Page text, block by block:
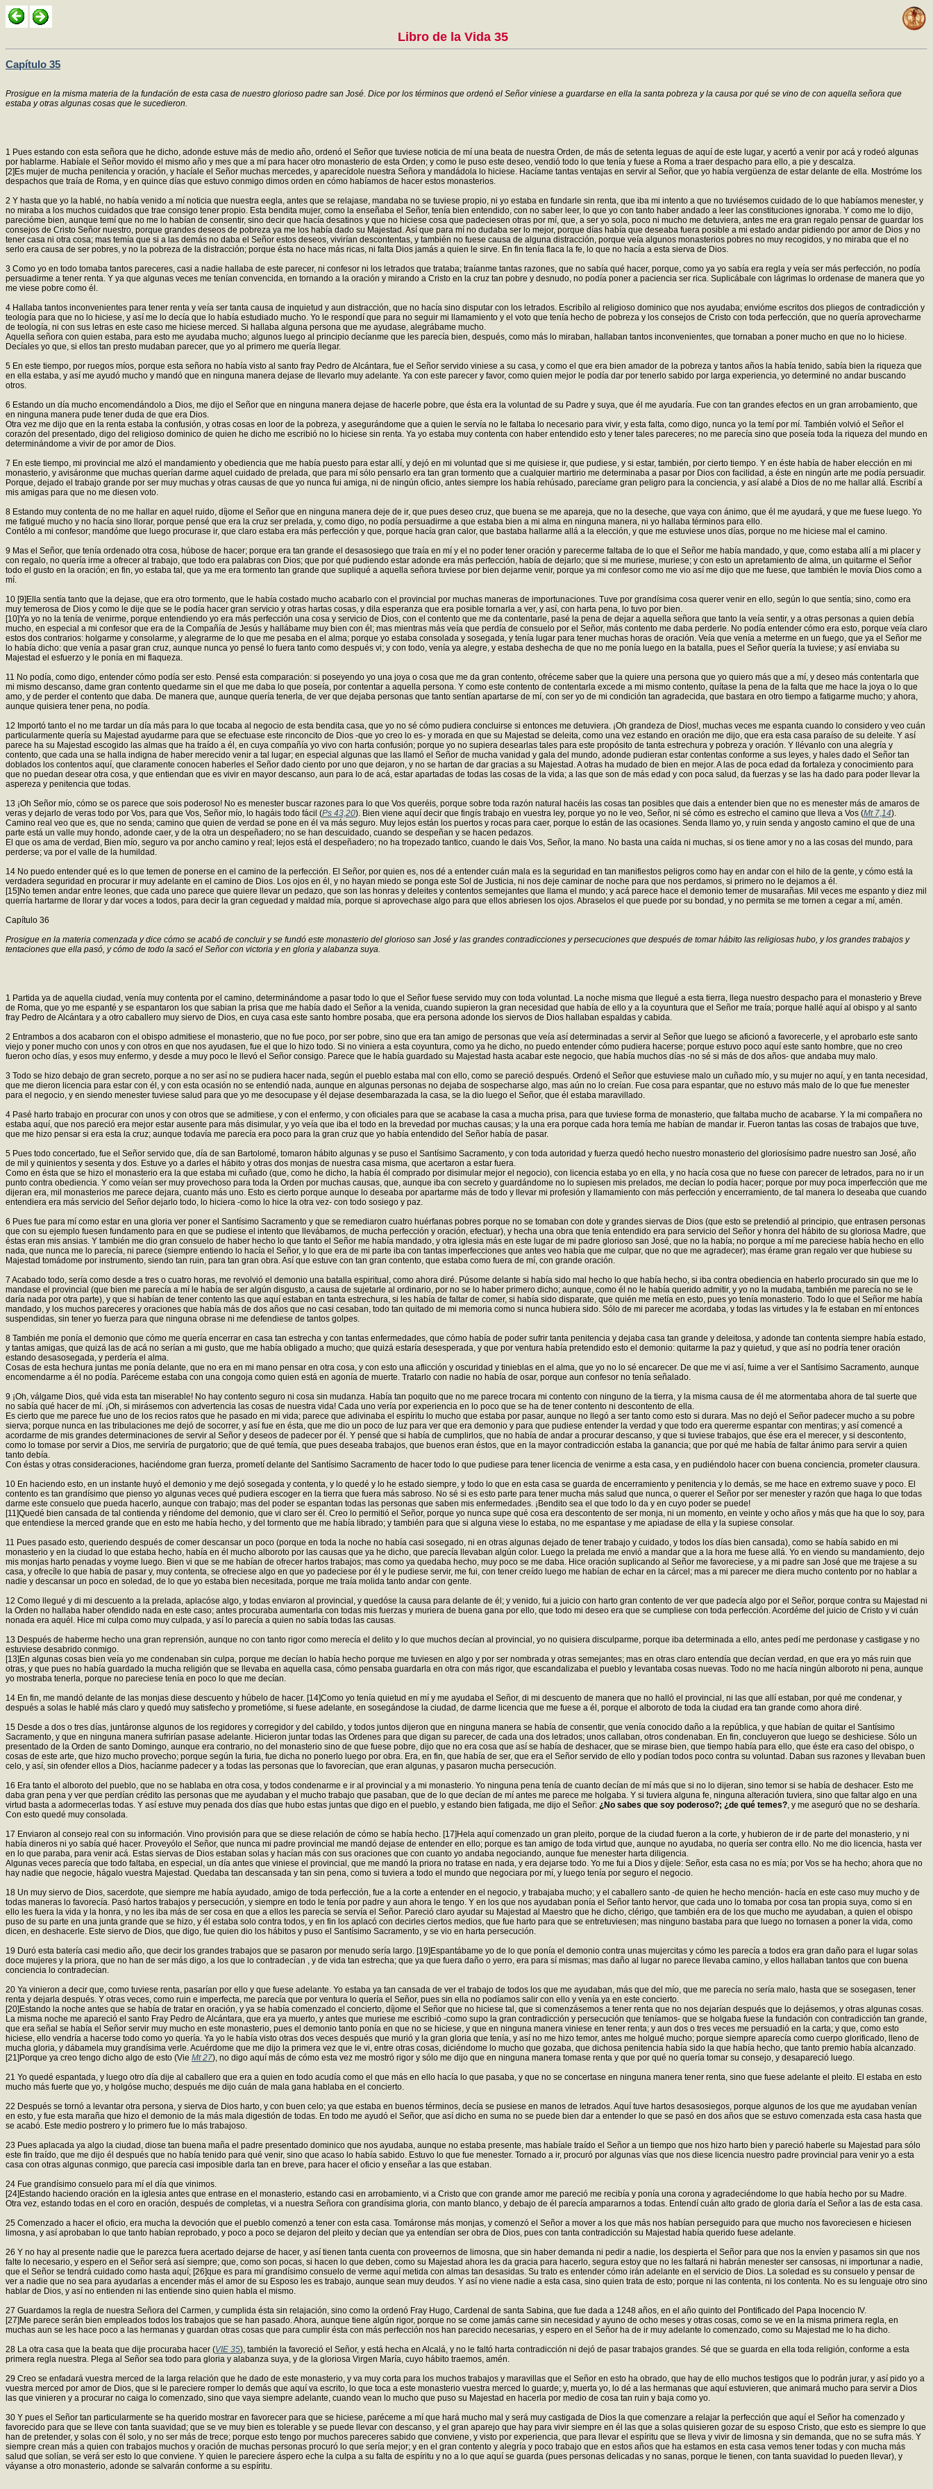
Libro de la Vida 35
Capítulo 35
Prosigue en la misma materia de la fundación de esta casa de nuestro glorioso padre san José. Dice por los términos que ordenó el Señor viniese a guardarse en ella la santa pobreza y la causa por qué se vino de con aquella señora que
estaba y otras algunas cosas que le sucedieron.
1 Pues estando con esta señora que he dicho, adonde estuve más de medio año, ordenó el Señor que tuviese noticia de mí una beata de nuestra Orden, de más de setenta leguas de aquí de este lugar, y acertó a venir por acá y rodeó algunas
por hablarme. Habíale el Señor movido el mismo año y mes que a mí para hacer otro monasterio de esta Orden; y como le puso este deseo, vendió todo lo que tenía y fuese a Roma a traer despacho para ello, a pie y descalza.
[2]Es mujer de mucha penitencia y oración, y hacíale el Señor muchas mercedes, y aparecídole nuestra Señora y mandádola lo hiciese. Hacíame tantas ventajas en servir al Señor, que yo había vergüenza de estar delante de ella. Mostróme los
despachos que traía de Roma, y en quince días que estuvo conmigo dimos orden en cómo habíamos de hacer estos monasterios.
2 Y hasta que yo la hablé, no había venido a mí noticia que nuestra eegla, antes que se relajase, mandaba no se tuviese propio, ni yo estaba en fundarle sin renta, que iba mi intento a que no tuviésemos cuidado de lo que habíamos menester, y
no miraba a los muchos cuidados que trae consigo tener propio. Esta bendita mujer, como la enseñaba el Señor, tenía bien entendido, con no saber leer, lo que yo con tanto haber andado a leer las constituciones ignoraba. Y como me lo dijo,
parecióme bien, aunque temí que no me lo habían de consentir, sino decir que hacía desatinos y que no hiciese cosa que padeciesen otras por mí, que, a ser yo sola, poco ni mucho me detuviera, antes me era gran regalo pensar de guardar los
consejos de Cristo Señor nuestro, porque grandes deseos de pobreza ya me los había dado su Majestad. Así que para mí no dudaba ser lo mejor, porque días había que deseaba fuera posible a mi estado andar pidiendo por amor de Dios y no
tener casa ni otra cosa; mas temía que si a las demás no daba el Señor estos deseos, vivirían descontentas, y también no fuese causa de alguna distracción, porque veía algunos monasterios pobres no muy recogidos, y no miraba que el no
serlo era causa de ser pobres, y no la pobreza de la distracción; porque ésta no hace más ricas, ni falta Dios jamás a quien le sirve. En fin tenía flaca la fe, lo que no hacía a esta sierva de Dios.
3 Como yo en todo tomaba tantos pareceres, casi a nadie hallaba de este parecer, ni confesor ni los letrados que trataba; traíanme tantas razones, que no sabía qué hacer, porque, como ya yo sabía era regla y veía ser más perfección, no podía
persuadirme a tener renta. Y ya que algunas veces me tenían convencida, en tornando a la oración y mirando a Cristo en la cruz tan pobre y desnudo, no podía poner a paciencia ser rica. Suplicábale con lágrimas lo ordenase de manera que yo
me viese pobre como él.
4 Hallaba tantos inconvenientes para tener renta y veía ser tanta causa de inquietud y aun distracción, que no hacía sino disputar con los letrados. Escribílo al religioso dominico que nos ayudaba; envióme escritos dos pliegos de contradicción y
teología para que no lo hiciese, y así me lo decía que lo había estudiado mucho. Yo le respondí que para no seguir mi llamamiento y el voto que tenía hecho de pobreza y los consejos de Cristo con toda perfección, que no quería aprovecharme
de teología, ni con sus letras en este caso me hiciese merced. Si hallaba alguna persona que me ayudase, alegrábame mucho.
Aquella señora con quien estaba, para esto me ayudaba mucho; algunos luego al principio decíanme que les parecía bien, después, como más lo miraban, hallaban tantos inconvenientes, que tornaban a poner mucho en que no lo hiciese.
Decíales yo que, si ellos tan presto mudaban parecer, que yo al primero me quería llegar.
5 En este tiempo, por ruegos míos, porque esta señora no había visto al santo fray Pedro de Alcántara, fue el Señor servido viniese a su casa, y como el que era bien amador de la pobreza y tantos años la había tenido, sabía bien la riqueza que
en ella estaba, y así me ayudó mucho y mandó que en ninguna manera dejase de llevarlo muy adelante. Ya con este parecer y favor, como quien mejor le podía dar por tenerlo sabido por larga experiencia, yo determiné no andar buscando
otros.
6 Estando un día mucho encomendándolo a Dios, me dijo el Señor que en ninguna manera dejase de hacerle pobre, que ésta era la voluntad de su Padre y suya, que él me ayudaría. Fue con tan grandes efectos en un gran arrobamiento, que
en ninguna manera pude tener duda de que era Dios.
Otra vez me dijo que en la renta estaba la confusión, y otras cosas en loor de la pobreza, y asegurándome que a quien le servía no le faltaba lo necesario para vivir, y esta falta, como digo, nunca yo la temí por mí. También volvió el Señor el
corazón del presentado, digo del religioso dominico de quien he dicho me escribió no lo hiciese sin renta. Ya yo estaba muy contenta con haber entendido esto y tener tales pareceres; no me parecía sino que poseía toda la riqueza del mundo en
determinándome a vivir de por amor de Dios.
7 En este tiempo, mi provincial me alzó el mandamiento y obediencia que me había puesto para estar allí, y dejó en mi voluntad que si me quisiese ir, que pudiese, y si estar, también, por cierto tiempo. Y en éste había de haber elección en mi
monasterio, y avisáronme que muchas querían darme aquel cuidado de prelada, que para mí sólo pensarlo era tan gran tormento que a cualquier martirio me determinaba a pasar por Dios con facilidad, a éste en ningún arte me podía persuadir.
Porque, dejado el trabajo grande por ser muy muchas y otras causas de que yo nunca fui amiga, ni de ningún oficio, antes siempre los había rehúsado, parecíame gran peligro para la conciencia, y así alabé a Dios de no me hallar allá. Escribí a
mis amigas para que no me diesen voto.
8 Estando muy contenta de no me hallar en aquel ruido, díjome el Señor que en ninguna manera deje de ir, que pues deseo cruz, que buena se me apareja, que no la deseche, que vaya con ánimo, que él me ayudará, y que me fuese luego. Yo
me fatigué mucho y no hacía sino llorar, porque pensé que era la cruz ser prelada, y, como digo, no podía persuadirme a que estaba bien a mi alma en ninguna manera, ni yo hallaba términos para ello.
Contélo a mi confesor; mandóme que luego procurase ir, que claro estaba era más perfección y que, porque hacía gran calor, que bastaba hallarme allá a la elección, y que me estuviese unos días, porque no me hiciese mal el camino.
9 Mas el Señor, que tenía ordenado otra cosa, húbose de hacer; porque era tan grande el desasosiego que traía en mí y el no poder tener oración y parecerme faltaba de lo que el Señor me había mandado, y que, como estaba allí a mi placer y
con regalo, no quería irme a ofrecer al trabajo, que todo era palabras con Dios; que por qué pudiendo estar adonde era más perfección, había de dejarlo; que si me muriese, muriese; y con esto un apretamiento de alma, un quitarme el Señor
todo el gusto en la oración; en fin, yo estaba tal, que ya me era tormento tan grande que supliqué a aquella señora tuviese por bien dejarme venir, porque ya mi confesor como me vio así me dijo que me fuese, que también le movía Dios como a
mí.
10 [9]Ella sentía tanto que la dejase, que era otro tormento, que le había costado mucho acabarlo con el provincial por muchas maneras de importunaciones. Tuve por grandísima cosa querer venir en ello, según lo que sentía; sino, como era
muy temerosa de Dios y como le dije que se le podía hacer gran servicio y otras hartas cosas, y dila esperanza que era posible tornarla a ver, y así, con harta pena, lo tuvo por bien.
[10]Ya yo no la tenía de venirme, porque entendiendo yo era más perfección una cosa y servicio de Dios, con el contento que me da contentarle, pasé la pena de dejar a aquella señora que tanto la veía sentir, y a otras personas a quien debía
mucho, en especial a mi confesor que era de la Compañía de Jesús y hallábame muy bien con él; mas mientras más veía que perdía de consuelo por el Señor, más contento me daba perderle. No podía entender cómo era esto, porque veía claro
estos dos contrarios: holgarme y consolarme, y alegrarme de lo que me pesaba en el alma; porque yo estaba consolada y sosegada, y tenía lugar para tener muchas horas de oración. Veía que venía a meterme en un fuego, que ya el Señor me
lo había dicho: que venía a pasar gran cruz, aunque nunca yo pensé lo fuera tanto como después vi; y con todo, venía ya alegre, y estaba deshecha de que no me ponía luego en la batalla, pues el Señor quería la tuviese; y así enviaba su
Majestad el esfuerzo y le ponía en mi flaqueza.
11 No podía, como digo, entender cómo podía ser esto. Pensé esta comparación: si poseyendo yo una joya o cosa que me da gran contento, ofréceme saber que la quiere una persona que yo quiero más que a mí, y deseo más contentarla que
mi mismo descanso, dame gran contento quedarme sin el que me daba lo que poseía, por contentar a aquella persona. Y como este contento de contentarla excede a mi mismo contento, quítase la pena de la falta que me hace la joya o lo que
amo, y de perder el contento que daba. De manera que, aunque quería tenerla, de ver que dejaba personas que tanto sentían apartarse de mí, con ser yo de mi condición tan agradecida, que bastara en otro tiempo a fatigarme mucho; y ahora,
aunque quisiera tener pena, no podía.
12 Importó tanto el no me tardar un día más para lo que tocaba al negocio de esta bendita casa, que yo no sé cómo pudiera concluirse si entonces me detuviera. ¡Oh grandeza de Dios!, muchas veces me espanta cuando lo considero y veo cuán
particularmente quería su Majestad ayudarme para que se efectuase este rinconcito de Dios -que yo creo lo es- y morada en que su Majestad se deleita, como una vez estando en oración me dijo, que era esta casa paraíso de su deleite. Y así
parece ha su Majestad escogido las almas que ha traído a él, en cuya compañía yo vivo con harta confusión; porque yo no supiera desearlas tales para este propósito de tanta estrechura y pobreza y oración. Y llévanlo con una alegría y
contento, que cada una se halla indigna de haber merecido venir a tal lugar; en especial algunas que las llamó el Señor de mucha vanidad y gala del mundo, adonde pudieran estar contentas conforme a sus leyes, y hales dado el Señor tan
doblados los contentos aquí, que claramente conocen haberles el Señor dado ciento por uno que dejaron, y no se hartan de dar gracias a su Majestad. A otras ha mudado de bien en mejor. A las de poca edad da fortaleza y conocimiento para
que no puedan desear otra cosa, y que entiendan que es vivir en mayor descanso, aun para lo de acá, estar apartadas de todas las cosas de la vida; a las que son de más edad y con poca salud, da fuerzas y se las ha dado para poder llevar la
aspereza y penitencia que todas.
13 ¡Oh Señor mío, cómo se os parece que sois poderoso! No es menester buscar razones para lo que Vos queréis, porque sobre toda razón natural hacéis las cosas tan posibles que dais a entender bien que no es menester más de amaros de
veras y dejarlo de veras todo por Vos, para que Vos, Señor mío, lo hagáis todo fácil (Ps 43,20). Bien viene aquí decir que fingís trabajo en vuestra ley, porque yo no le veo, Señor, ni sé cómo es estrecho el camino que lleva a Vos (Mt 7,14).
Camino real veo que es, que no senda; camino que quien de verdad se pone en él va más seguro. Muy lejos están los puertos y rocas para caer, porque lo están de las ocasiones. Senda llamo yo, y ruin senda y angosto camino el que de una
parte está un valle muy hondo, adonde caer, y de la otra un despeñadero; no se han descuidado, cuando se despeñan y se hacen pedazos.
El que os ama de verdad, Bien mío, seguro va por ancho camino y real; lejos está el despeñadero; no ha tropezado tantico, cuando le dais Vos, Señor, la mano. No basta una caída ni muchas, si os tiene amor y no a las cosas del mundo, para
perderse; va por el valle de la humildad.
14 No puedo entender qué es lo que temen de ponerse en el camino de la perfección. El Señor, por quien es, nos dé a entender cuán mala es la seguridad en tan manifiestos peligros como hay en andar con el hilo de la gente, y cómo está la
verdadera seguridad en procurar ir muy adelante en el camino de Dios. Los ojos en él, y no hayan miedo se ponga este Sol de Justicia, ni nos deje caminar de noche para que nos perdamos, si primero no le dejamos a él.
[15]No temen andar entre leones, que cada uno parece que quiere llevar un pedazo, que son las honras y deleites y contentos semejantes que llama el mundo; y acá parece hace el demonio temer de musarañas. Mil veces me espanto y diez mil
querría hartarme de llorar y dar voces a todos, para decir la gran ceguedad y maldad mía, porque si aprovechase algo para que ellos abriesen los ojos. Abraselos el que puede por su bondad, y no permita se me tornen a cegar a mí, amén.
Capítulo 36
Prosigue en la materia comenzada y dice cómo se acabó de concluir y se fundó este monasterio del glorioso san José y las grandes contradicciones y persecuciones que después de tomar hábito las religiosas hubo, y los grandes trabajos y
tentaciones que ella pasó, y cómo de todo la sacó el Señor con victoria y en gloria y alabanza suya.
1 Partida ya de aquella ciudad, venía muy contenta por el camino, determinándome a pasar todo lo que el Señor fuese servido muy con toda voluntad. La noche misma que llegué a esta tierra, llega nuestro despacho para el monasterio y Breve
de Roma, que yo me espanté y se espantaron los que sabian la prisa que me había dado el Señor a la venida, cuando supieron la gran necesidad que había de ello y a la coyuntura que el Señor me traía; porque hallé aquí al obispo y al santo
fray Pedro de Alcántara y a otro caballero muy siervo de Dios, en cuya casa este santo hombre posaba, que era persona adonde los siervos de Dios hallaban espaldas y cabida.
2 Entrambos a dos acabaron con el obispo admitiese el monasterio, que no fue poco, por ser pobre, sino que era tan amigo de personas que veía así determinadas a servir al Señor que luego se aficionó a favorecerle, y el aprobarlo este santo
viejo y poner mucho con unos y con otros en que nos ayudasen, fue el que lo hizo todo. Si no viniera a esta coyuntura, como ya he dicho, no puedo entender cómo pudiera hacerse; porque estuvo poco aquí este santo hombre, que no creo
fueron ocho días, y esos muy enfermo, y desde a muy poco le llevó el Señor consigo. Parece que le había guardado su Majestad hasta acabar este negocio, que había muchos días -no sé si más de dos años- que andaba muy malo.
3 Todo se hizo debajo de gran secreto, porque a no ser así no se pudiera hacer nada, según el pueblo estaba mal con ello, como se pareció después. Ordenó el Señor que estuviese malo un cuñado mío, y su mujer no aquí, y en tanta necesidad,
que me dieron licencia para estar con él, y con esta ocasión no se entendió nada, aunque en algunas personas no dejaba de sospecharse algo, mas aún no lo creían. Fue cosa para espantar, que no estuvo más malo de lo que fue menester
para el negocio, y en siendo menester tuviese salud para que yo me desocupase y él dejase desembarazada la casa, se la dio luego el Señor, que él estaba maravillado.
4 Pasé harto trabajo en procurar con unos y con otros que se admitiese, y con el enfermo, y con oficiales para que se acabase la casa a mucha prisa, para que tuviese forma de monasterio, que faltaba mucho de acabarse. Y la mi compañera no
estaba aquí, que nos pareció era mejor estar ausente para más disimular, y yo veía que iba el todo en la brevedad por muchas causas; y la una era porque cada hora temía me habían de mandar ir. Fueron tantas las cosas de trabajos que tuve,
que me hizo pensar si era esta la cruz; aunque todavía me parecía era poco para la gran cruz que yo había entendido del Señor había de pasar.
5 Pues todo concertado, fue el Señor servido que, día de san Bartolomé, tomaron hábito algunas y se puso el Santísimo Sacramento, y con toda autoridad y fuerza quedó hecho nuestro monasterio del gloriosísimo padre nuestro san José, año
de mil y quinientos y sesenta y dos. Estuve yo a darles el hábito y otras dos monjas de nuestra casa misma, que acertaron a estar fuera.
Como en ésta que se hizo el monasterio era la que estaba mi cuñado (que, como he dicho, la había él comprado por disimular mejor el negocio), con licencia estaba yo en ella, y no hacía cosa que no fuese con parecer de letrados, para no ir un
punto contra obediencia. Y como veían ser muy provechoso para toda la Orden por muchas causas, que, aunque iba con secreto y guardándome no lo supiesen mis prelados, me decían lo podía hacer; porque por muy poca imperfección que me
dijeran era, mil monasterios me parece dejara, cuanto más uno. Esto es cierto porque aunque lo deseaba por apartarme más de todo y llevar mi profesión y llamamiento con más perfección y encerramiento, de tal manera lo deseaba que cuando
entendiera era más servicio del Señor dejarlo todo, lo hiciera -como lo hice la otra vez- con todo sosiego y paz.
6 Pues fue para mí como estar en una gloria ver poner el Santísimo Sacramento y que se remediaron cuatro huérfanas pobres porque no se tomaban con dote y grandes siervas de Dios (que esto se pretendió al principio, que entrasen personas
que con su ejemplo fuesen fundamento para en que se pudiese el intento que llevábamos, de mucha perfección y oración, efectuar), y hecha una obra que tenía entendido era para servicio del Señor y honra del hábito de su gloriosa Madre, que
éstas eran mis ansias. Y también me dio gran consuelo de haber hecho lo que tanto el Señor me había mandado, y otra iglesia más en este lugar de mi padre glorioso san José, que no la había; no porque a mí me pareciese había hecho en ello
nada, que nunca me lo parecía, ni parece (siempre entiendo lo hacía el Señor, y lo que era de mi parte iba con tantas imperfecciones que antes veo había que me culpar, que no que me agradecer); mas érame gran regalo ver que hubiese su
Majestad tomádome por instrumento, siendo tan ruin, para tan gran obra. Así que estuve con tan gran contento, que estaba como fuera de mí, con grande oración.
7 Acabado todo, sería como desde a tres o cuatro horas, me revolvió el demonio una batalla espiritual, como ahora diré. Púsome delante si había sido mal hecho lo que había hecho, si iba contra obediencia en haberlo procurado sin que me lo
mandase el provincial (que bien me parecía a mí le había de ser algún disgusto, a causa de sujetarle al ordinario, por no se lo haber primero dicho; aunque, como él no le había querido admitir, y yo no la mudaba, también me parecía no se le
daría nada por otra parte), y que si habían de tener contento las que aquí estaban en tanta estrechura, si les había de faltar de comer, si había sido disparate, que quién me metía en esto, pues yo tenía monasterio. Todo lo que el Señor me había
mandado, y los muchos pareceres y oraciones que había más de dos años que no casi cesaban, todo tan quitado de mi memoria como si nunca hubiera sido. Sólo de mi parecer me acordaba, y todas las virtudes y la fe estaban en mí entonces
suspendidas, sin tener yo fuerza para que ninguna obrase ni me defendiese de tantos golpes.
8 También me ponía el demonio que cómo me quería encerrar en casa tan estrecha y con tantas enfermedades, que cómo había de poder sufrir tanta penitencia y dejaba casa tan grande y deleitosa, y adonde tan contenta siempre había estado,
y tantas amigas, que quizá las de acá no serían a mi gusto, que me había obligado a mucho; que quizá estaría desesperada, y que por ventura había pretendido esto el demonio: quitarme la paz y quietud, y que así no podría tener oración
estando desasosegada, y perdería el alma.
Cosas de esta hechura juntas me ponía delante, que no era en mi mano pensar en otra cosa, y con esto una aflicción y oscuridad y tinieblas en el alma, que yo no lo sé encarecer. De que me vi así, fuime a ver el Santísimo Sacramento, aunque
encomendarme a él no podía. Paréceme estaba con una congoja como quien está en agonía de muerte. Tratarlo con nadie no había de osar, porque aun confesor no tenía señalado.
9 ¡Oh, válgame Dios, qué vida esta tan miserable! No hay contento seguro ni cosa sin mudanza. Había tan poquito que no me parece trocara mi contento con ninguno de la tierra, y la misma causa de él me atormentaba ahora de tal suerte que
no sabía qué hacer de mí. ¡Oh, si mirásemos con advertencia las cosas de nuestra vida! Cada uno vería por experiencia en lo poco que se ha de tener contento ni descontento de ella.
Es cierto que me parece fue uno de los recios ratos que he pasado en mi vida; parece que adivinaba el espíritu lo mucho que estaba por pasar, aunque no llegó a ser tanto como esto si durara. Mas no dejó el Señor padecer mucho a su pobre
sierva; porque nunca en las tribulaciones me dejó de socorrer, y así fue en ésta, que me dio un poco de luz para ver que era demonio y para que pudiese entender la verdad y que todo era quererme espantar con mentiras; y así comencé a
acordarme de mis grandes determinaciones de servir al Señor y deseos de padecer por él. Y pensé que si había de cumplirlos, que no había de andar a procurar descanso, y que si tuviese trabajos, que ése era el merecer, y si descontento,
como lo tomase por servir a Dios, me serviría de purgatorio; que de qué temía, que pues deseaba trabajos, que buenos eran éstos, que en la mayor contradicción estaba la ganancia; que por qué me había de faltar ánimo para servir a quien
tanto debía.
Con éstas y otras consideraciones, haciéndome gran fuerza, prometí delante del Santísimo Sacramento de hacer todo lo que pudiese para tener licencia de venirme a esta casa, y en pudiéndolo hacer con buena conciencia, prometer clausura.
10 En haciendo esto, en un instante huyó el demonio y me dejó sosegada y contenta, y lo quedé y lo he estado siempre, y todo lo que en esta casa se guarda de encerramiento y penitencia y lo demás, se me hace en extremo suave y poco. El
contento es tan grandísimo que pienso yo algunas veces qué pudiera escoger en la tierra que fuera más sabroso. No sé si es esto parte para tener mucha más salud que nunca, o querer el Señor por ser menester y razón que haga lo que todas
darme este consuelo que pueda hacerlo, aunque con trabajo; mas del poder se espantan todas las personas que saben mis enfermedades. ¡Bendito sea el que todo lo da y en cuyo poder se puede!
[11]Quedé bien cansada de tal contienda y riéndome del demonio, que vi claro ser él. Creo lo permitió el Señor, porque yo nunca supe qué cosa era descontento de ser monja, ni un momento, en veinte y ocho años y más que ha que lo soy, para
que entendiese la merced grande que en esto me había hecho, y del tormento que me había librado; y también para que si alguna viese lo estaba, no me espantase y me apiadase de ella y la supiese consolar.
11 Pues pasado esto, queriendo después de comer descansar un poco (porque en toda la noche no había casi sosegado, ni en otras algunas dejado de tener trabajo y cuidado, y todos los días bien cansada), como se había sabido en mi
monasterio y en la ciudad lo que estaba hecho, había en él mucho alboroto por las causas que ya he dicho, que parecía llevaban algún color. Luego la prelada me envió a mandar que a la hora me fuese allá. Yo en viendo su mandamiento, dejo
mis monjas harto penadas y voyme luego. Bien vi que se me habían de ofrecer hartos trabajos; mas como ya quedaba hecho, muy poco se me daba. Hice oración suplicando al Señor me favoreciese, y a mi padre san José que me trajese a su
casa, y ofrecíle lo que había de pasar y, muy contenta, se ofreciese algo en que yo padeciese por él y le pudiese servir, me fui, con tener creído luego me habían de echar en la cárcel; mas a mi parecer me diera mucho contento por no hablar a
nadie y descansar un poco en soledad, de lo que yo estaba bien necesitada, porque me traía molida tanto andar con gente.
12 Como llegué y di mi descuento a la prelada, aplacóse algo, y todas enviaron al provincial, y quedóse la causa para delante de él; y venido, fui a juicio con harto gran contento de ver que padecía algo por el Señor, porque contra su Majestad ni
la Orden no hallaba haber ofendido nada en este caso; antes procuraba aumentarla con todas mis fuerzas y muriera de buena gana por ello, que todo mi deseo era que se cumpliese con toda perfección. Acordéme del juicio de Cristo y vi cuán
nonada era aquél. Hice mi culpa como muy culpada, y así lo parecía a quien no sabía todas las causas.
13 Después de haberme hecho una gran reprensión, aunque no con tanto rigor como merecía el delito y lo que muchos decían al provincial, yo no quisiera disculparme, porque iba determinada a ello, antes pedí me perdonase y castigase y no
estuviese desabrido conmigo.
[13]En algunas cosas bien veía yo me condenaban sin culpa, porque me decían lo había hecho porque me tuviesen en algo y por ser nombrada y otras semejantes; mas en otras claro entendía que decían verdad, en que era yo más ruin que
otras, y que pues no había guardado la mucha religión que se llevaba en aquella casa, cómo pensaba guardarla en otra con más rigor, que escandalizaba el pueblo y levantaba cosas nuevas. Todo no me hacía ningún alboroto ni pena, aunque
yo mostraba tenerla, porque no pareciese tenía en poco lo que me decían.
14 En fin, me mandó delante de las monjas diese descuento y húbelo de hacer. [14]Como yo tenía quietud en mí y me ayudaba el Señor, di mi descuento de manera que no halló el provincial, ni las que allí estaban, por qué me condenar, y
después a solas le hablé más claro y quedó muy satisfecho y prometióme, si fuese adelante, en sosegándose la ciudad, de darme licencia que me fuese a él, porque el alboroto de toda la ciudad era tan grande como ahora diré.
15 Desde a dos o tres días, juntáronse algunos de los regidores y corregidor y del cabildo, y todos juntos dijeron que en ninguna manera se había de consentir, que venía conocido daño a la república, y que habían de quitar el Santísimo
Sacramento, y que en ninguna manera sufrirían pasase adelante. Hicieron juntar todas las Ordenes para que digan su parecer, de cada una dos letrados; unos callaban, otros condenaban. En fin, concluyeron que luego se deshiciese. Sólo un
presentado de la Orden de santo Domingo, aunque era contrario, no del monasterio sino de que fuese pobre, dijo que no era cosa que así se había de deshacer, que se mirase bien, que tiempo había para ello, que éste era caso del obispo, o
cosas de este arte, que hizo mucho provecho; porque según la furia, fue dicha no ponerlo luego por obra. Era, en fin, que había de ser, que era el Señor servido de ello y podían todos poco contra su voluntad. Daban sus razones y llevaban buen
celo, y así, sin ofender ellos a Dios, hacíanme padecer y a todas las personas que lo favorecían, que eran algunas, y pasaron mucha persecución.
16 Era tanto el alboroto del pueblo, que no se hablaba en otra cosa, y todos condenarme e ir al provincial y a mi monasterio. Yo ninguna pena tenía de cuanto decían de mí más que si no lo dijeran, sino temor si se había de deshacer. Esto me
daba gran pena y ver que perdían crédito las personas que me ayudaban y el mucho trabajo que pasaban, que de lo que decían de mí antes me parece me holgaba. Y si tuviera alguna fe, ninguna alteración tuviera, sino que faltar algo en una
virtud basta a adormecerlas todas. Y así estuve muy penada dos días que hubo estas juntas que digo en el pueblo, y estando bien fatigada, me dijo el Señor: ¿No sabes que soy poderoso?; ¿de qué temes?, y me aseguró que no se desharía.
Con esto quedé muy consolada.
17 Enviaron al consejo real con su información. Vino provisión para que se diese relación de cómo se había hecho. [17]Hela aquí comenzado un gran pleito, porque de la ciudad fueron a la corte, y hubieron de ir de parte del monasterio, y ni
había dineros ni yo sabía qué hacer. Proveyólo el Señor, que nunca mi padre provincial me mandó dejase de entender en ello; porque es tan amigo de toda virtud que, aunque no ayudaba, no quería ser contra ello. No me dio licencia, hasta ver
en lo que paraba, para venir acá. Estas siervas de Dios estaban solas y hacían más con sus oraciones que con cuanto yo andaba negociando, aunque fue menester harta diligencia.
Algunas veces parecía que todo faltaba, en especial, un día antes que viniese el provincial, que me mandó la priora no tratase en nada, y era dejarse todo. Yo me fui a Dios y díjele: Señor, esta casa no es mía; por Vos se ha hecho; ahora que no
hay nadie que negocie, hágalo vuestra Majestad. Quedaba tan descansada y tan sin pena, como si tuviera a todo el mundo que negociara por mí, y luego tenía por seguro el negocio.
18 Un muy siervo de Dios, sacerdote, que siempre me había ayudado, amigo de toda perfección, fue a la corte a entender en el negocio, y trabajaba mucho; y el caballero santo -de quien he hecho mención- hacía en este caso muy mucho y de
todas maneras lo favorecía. Pasó hartos trabajos y persecución, y siempre en todo le tenía por padre y aun ahora le tengo. Y en los que nos ayudaban ponía el Señor tanto hervor, que cada uno lo tomaba por cosa tan propia suya, como si en
ello les fuera la vida y la honra, y no les iba más de ser cosa en que a ellos les parecía se servía el Señor. Pareció claro ayudar su Majestad al Maestro que he dicho, clérigo, que también era de los que mucho me ayudaban, a quien el obispo
puso de su parte en una junta grande que se hizo, y él estaba solo contra todos, y en fin los aplacó con decirles ciertos medios, que fue harto para que se entretuviesen; mas ninguno bastaba para que luego no tornasen a poner la vida, como
dicen, en deshacerle. Este siervo de Dios, que digo, fue quien dio los hábitos y puso el Santísimo Sacramento, y se vio en harta persecución.
19 Duró esta batería casi medio año, que decir los grandes trabajos que se pasaron por menudo sería largo. [19]Espantábame yo de lo que ponía el demonio contra unas mujercitas y cómo les parecía a todos era gran daño para el lugar solas
doce mujeres y la priora, que no han de ser más digo, a los que lo contradecían , y de vida tan estrecha; que ya que fuera daño o yerro, era para sí mismas; mas daño al lugar no parece llevaba camino, y ellos hallaban tantos que con buena
conciencia lo contradecían.
20 Ya vinieron a decir que, como tuviese renta, pasarían por ello y que fuese adelante. Yo estaba ya tan cansada de ver el trabajo de todos los que me ayudaban, más que del mío, que me parecía no sería malo, hasta que se sosegasen, tener
renta y dejarla después. Y otras veces, como ruin e imperfecta, me parecía que por ventura lo quería el Señor, pues sin ella no podíamos salir con ello y venía ya en este concierto.
[20]Estando la noche antes que se había de tratar en oración, y ya se había comenzado el concierto, díjome el Señor que no hiciese tal, que si comenzásemos a tener renta que no nos dejarían después que lo dejásemos, y otras algunas cosas.
La misma noche me apareció el santo Fray Pedro de Alcántara, que era ya muerto, y antes que muriese me escribió -como supo la gran contradicción y persecución que teníamos- que se holgaba fuese la fundación con contradicción tan grande,
que era señal se había el Señor servir muy mucho en este monasterio, pues el demonio tanto ponía en que no se hiciese, y que en ninguna manera viniese en tener renta; y aun dos o tres veces me persuadió en la carta; y que, como esto
hiciese, ello vendría a hacerse todo como yo quería. Ya yo le había visto otras dos veces después que murió y la gran gloria que tenía, y así no me hizo temor, antes me holgué mucho; porque siempre aparecía como cuerpo glorificado, lleno de
mucha gloria, y dábamela muy grandísima verle. Acuérdome que me dijo la primera vez que le vi, entre otras cosas, diciéndome lo mucho que gozaba, que dichosa penitencia había sido la que había hecho, que tanto premio había alcanzado.
[21]Porque ya creo tengo dicho algo de esto (Vie Mt 27), no digo aquí más de cómo esta vez me mostró rigor y sólo me dijo que en ninguna manera tomase renta y que por qué no quería tomar su consejo, y desapareció luego.
21 Yo quedé espantada, y luego otro día dije al caballero que era a quien en todo acudía como el que más en ello hacía lo que pasaba, y que no se concertase en ninguna manera tener renta, sino que fuese adelante el pleito. El estaba en esto
mucho más fuerte que yo, y holgóse mucho; después me dijo cuán de mala gana hablaba en el concierto.
22 Después se tornó a levantar otra persona, y sierva de Dios harto, y con buen celo; ya que estaba en buenos términos, decía se pusiese en manos de letrados. Aquí tuve hartos desasosiegos, porque algunos de los que me ayudaban venían
en esto, y fue esta maraña que hizo el demonio de la más mala digestión de todas. En todo me ayudó el Señor, que así dicho en suma no se puede bien dar a entender lo que se pasó en dos años que se estuvo comenzada esta casa hasta que
se acabó. Este medio postrero y lo primero fue lo más trabajoso.
23 Pues aplacada ya algo la ciudad, diose tan buena maña el padre presentado dominico que nos ayudaba, aunque no estaba presente, mas habíale traído el Señor a un tiempo que nos hizo harto bien y pareció haberle su Majestad para sólo
este fin traído, que me dijo él después que no había tenido para qué venir, sino que acaso lo había sabido. Estuvo lo que fue menester. Tornado a ir, procuró por algunas vías que nos diese licencia nuestro padre provincial para venir yo a esta
casa con otras algunas conmigo, que parecía casi imposible darla tan en breve, para hacer el oficio y enseñar a las que estaban.
24 Fue grandísimo consuelo para mí el día que vinimos.
[24]Estando haciendo oración en la iglesia antes que entrase en el monasterio, estando casi en arrobamiento, vi a Cristo que con grande amor me pareció me recibía y ponía una corona y agradeciéndome lo que había hecho por su Madre.
Otra vez, estando todas en el coro en oración, después de completas, vi a nuestra Señora con grandísima gloria, con manto blanco, y debajo de él parecía ampararnos a todas. Entendí cuán alto grado de gloria daría el Señor a las de esta casa.
25 Comenzado a hacer el oficio, era mucha la devoción que el pueblo comenzó a tener con esta casa. Tomáronse más monjas, y comenzó el Señor a mover a los que más nos habían perseguido para que mucho nos favoreciesen e hiciesen
limosna, y así aprobaban lo que tanto habían reprobado, y poco a poco se dejaron del pleito y decían que ya entendían ser obra de Dios, pues con tanta contradicción su Majestad había querido fuese adelante.
26 Y no hay al presente nadie que le parezca fuera acertado dejarse de hacer, y así tienen tanta cuenta con proveernos de limosna, que sin haber demanda ni pedir a nadie, los despierta el Señor para que nos la envíen y pasamos sin que nos
falte lo necesario, y espero en el Señor será así siempre; que, como son pocas, si hacen lo que deben, como su Majestad ahora les da gracia para hacerlo, segura estoy que no les faltará ni habrán menester ser cansosas, ni importunar a nadie,
que el Señor se tendrá cuidado como hasta aquí; [26]que es para mí grandísimo consuelo de verme aquí metida con almas tan desasidas. Su trato es entender cómo irán adelante en el servicio de Dios. La soledad es su consuelo y pensar de
ver a nadie que no sea para ayudarlas a encender más el amor de su Esposo les es trabajo, aunque sean muy deudos. Y así no viene nadie a esta casa, sino quien trata de esto; porque ni las contenta, ni los contenta. No es su lenguaje otro sino
hablar de Dios, y así no entienden ni las entiende sino quien habla el mismo.
27 Guardamos la regla de nuestra Señora del Carmen, y cumplida ésta sin relajación, sino como la ordenó Fray Hugo, Cardenal de santa Sabina, que fue dada a 1248 años, en el año quinto del Pontificado del Papa Inocencio IV.
[27]Me parece serán bien empleados todos los trabajos que se han pasado. Ahora, aunque tiene algún rigor, porque no se come jamás carne sin necesidad y ayuno de ocho meses y otras cosas, como se ve en la misma primera regla, en
muchas aun se les hace poco a las hermanas y guardan otras cosas que para cumplir ésta con más perfección nos han parecido necesarias, y espero en el Señor ha de ir muy adelante lo comenzado, como su Majestad me lo ha dicho.
28 La otra casa que la beata que dije procuraba hacer (VIE 35), también la favoreció el Señor, y está hecha en Alcalá, y no le faltó harta contradicción ni dejó de pasar trabajos grandes. Sé que se guarda en ella toda religión, conforme a esta
primera regla nuestra. Plega al Señor sea todo para gloria y alabanza suya, y de la gloriosa Virgen María, cuyo hábito traemos, amén.
29 Creo se enfadará vuestra merced de la larga relación que he dado de este monasterio, y va muy corta para los muchos trabajos y maravillas que el Señor en esto ha obrado, que hay de ello muchos testigos que lo podrán jurar, y así pido yo a
vuestra merced por amor de Dios, que si le pareciere romper lo demás que aquí va escrito, lo que toca a este monasterio vuestra merced lo guarde; y, muerta yo, lo dé a las hermanas que aquí estuvieren, que animará mucho para servir a Dios
las que vinieren y a procurar no caiga lo comenzado, sino que vaya siempre adelante, cuando vean lo mucho que puso su Majestad en hacerla por medio de cosa tan ruin y baja como yo.
30 Y pues el Señor tan particularmente se ha querido mostrar en favorecer para que se hiciese, paréceme a mí que hará mucho mal y será muy castigada de Dios la que comenzare a relajar la perfección que aquí el Señor ha comenzado y
favorecido para que se lleve con tanta suavidad; que se ve muy bien es tolerable y se puede llevar con descanso, y el gran aparejo que hay para vivir siempre en él las que a solas quisieren gozar de su esposo Cristo, que esto es siempre lo que
han de pretender, y solas con él solo, y no ser más de trece; porque esto tengo por muchos pareceres sabido que conviene, y visto por experiencia, que para llevar el espíritu que se lleva y vivir de limosna y sin demanda, que no se sufra más. Y
siempre crean más a quien con trabajos muchos y oración de muchas personas procuró lo que sería mejor; y en el gran contento y alegría y poco trabajo que en estos años que ha estamos en esta casa vemos tener todas y con mucha más
salud que solían, se verá ser esto lo que conviene. Y quien le pareciere áspero eche la culpa a su falta de espíritu y no a lo que aquí se guarda (pues personas delicadas y no sanas, porque le tienen, con tanta suavidad lo pueden llevar), y
váyanse a otro monasterio, adonde se salvarán conforme a su espíritu.